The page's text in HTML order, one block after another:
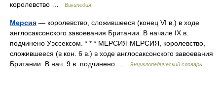
королевство …
Википедия
Мерсия — королевство, сложившееся (конец VI в.) в ходе
англосаксонского завоевания Британии. В начале IX в.
подчинено Уэссексом. * * * МЕРСИЯ МЕРСИЯ, королевство,
сложившееся (в кон. 6 в.) в ходе англосаксонского завоевания
Британии. В нач. 9 в. подчинено …
Энциклопедический словарь